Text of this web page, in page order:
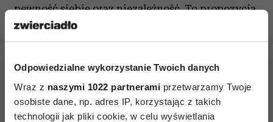
Odpowiedzialne wykorzystanie Twoich danych
Wraz z naszymi 1022 partnerami przetwarzamy Twoje
osobiste dane, np. adres IP, korzystając z takich
technologii jak pliki cookie, w celu wyświetlania
pewność siebie oraz niezależność. To propozycja
dla mężczyzn, którzy ufają własnej intuicji i nie
potrzebują głośnych deklaracji, aby zaznaczyć
swoją obecność.